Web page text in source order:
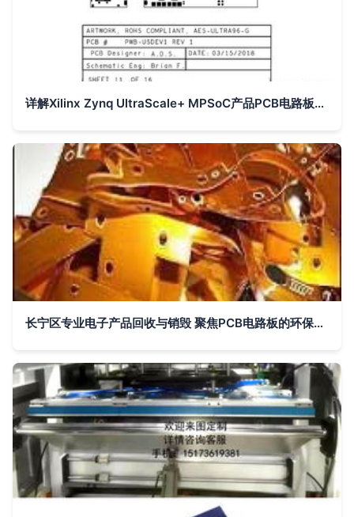
详解Xilinx Zynq UltraScale+ MPSoC产品PCB电路板设计
长宁区专业电子产品回收与销毁 聚焦PCB电路板的环保处置